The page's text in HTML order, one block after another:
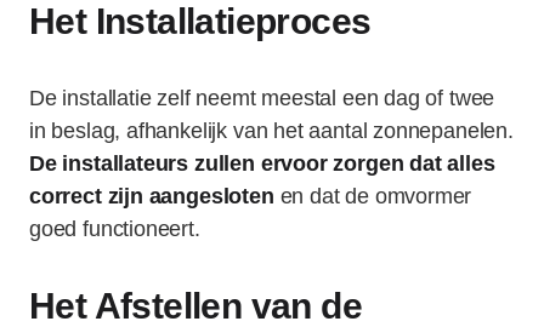
Het Installatieproces
De installatie zelf neemt meestal een dag of twee
in beslag, afhankelijk van het aantal zonnepanelen.
De installateurs zullen ervoor zorgen dat alles
correct zijn aangesloten en dat de omvormer
goed functioneert.
Het Afstellen van de